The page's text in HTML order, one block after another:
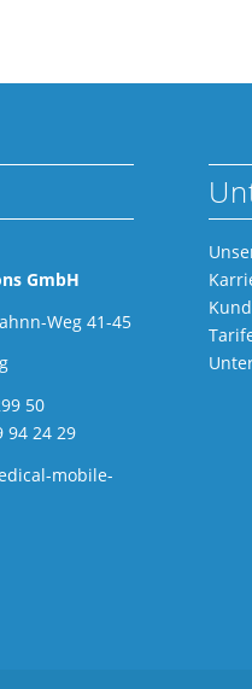
GmbH
Weg 41-45
50
94 24 29
mobile-